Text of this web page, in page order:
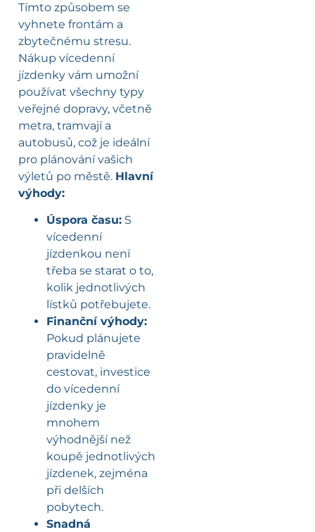
Tímto způsobem se
vyhnete frontám a
zbytečnému stresu.
Nákup vícedenní
jízdenky vám umožní
používat všechny typy
veřejné dopravy, včetně
metra, tramvají a
autobusů, což je ideální
pro plánování vašich
výletů po městě. Hlavní
výhody:
Úspora času: S
vícedenní
jízdenkou není
třeba se starat o to,
kolik jednotlivých
lístků potřebujete.
Finanční výhody:
Pokud plánujete
pravidelně
cestovat, investice
do vícedenní
jízdenky je
mnohem
výhodnější než
koupě jednotlivých
jízdenek, zejména
při delších
pobytech.
Snadná